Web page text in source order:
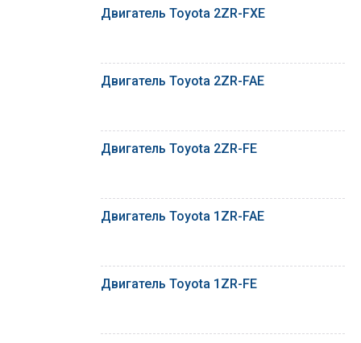
Двигатель Toyota 2ZR-FXE
Двигатель Toyota 2ZR-FAE
Двигатель Toyota 2ZR-FE
Двигатель Toyota 1ZR-FAE
Двигатель Toyota 1ZR-FE